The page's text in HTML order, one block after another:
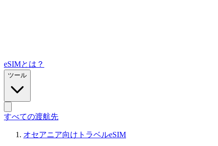
eSIMとは？
ツール
すべての渡航先
オセアニア向けトラベルeSIM